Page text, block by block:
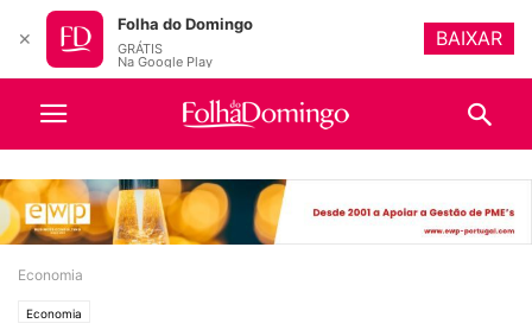
Economia
Economia
✕
Folha do Domingo
GRÁTIS
Na Google Play
BAIXAR